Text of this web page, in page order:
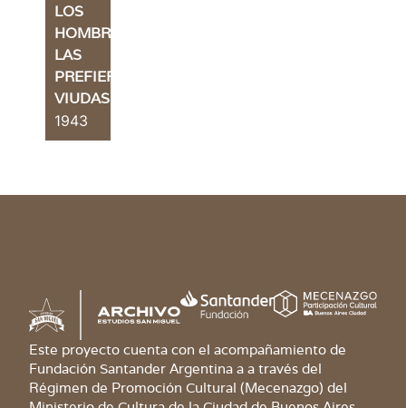
LOS
HOMBRES
LAS
PREFIEREN
VIUDAS
1943
Este proyecto cuenta con el acompañamiento de
Fundación Santander Argentina a a través del
Régimen de Promoción Cultural (Mecenazgo) del